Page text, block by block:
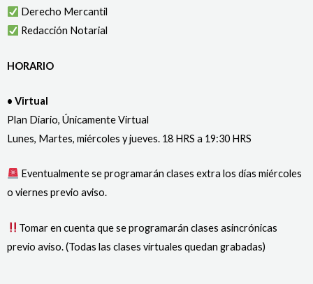
Derecho Mercantil
Redacción Notarial
HORARIO
• Virtual
Plan Diario, Únicamente Virtual
Lunes, Martes, miércoles y jueves. 18 HRS a 19:30 HRS
Eventualmente se programarán clases extra los días miércoles
o viernes previo aviso.
Tomar en cuenta que se programarán clases asincrónicas
previo aviso. (Todas las clases virtuales quedan grabadas)